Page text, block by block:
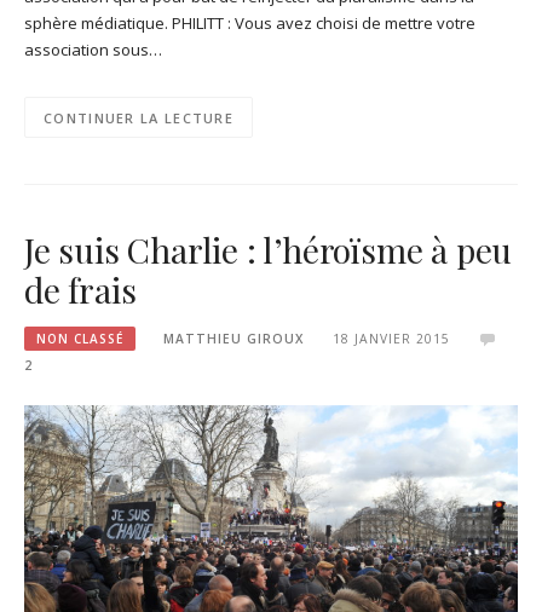
sphère médiatique. PHILITT : Vous avez choisi de mettre votre
association sous…
CONTINUER LA LECTURE
Je suis Charlie : l’héroïsme à peu
de frais
NON CLASSÉ MATTHIEU GIROUX
18 JANVIER 2015
2